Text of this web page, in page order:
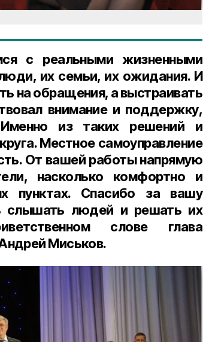
с реальными жизненными
их семьи, их ожидания. И
на обращения, а выстраивать
внимание и поддержку,
Именно из таких решений и
Местное самоуправление
От вашей работы напрямую
насколько комфортно и
пунктах. Спасибо за вашу
слышать людей и решать их
слове глава
Миськов.